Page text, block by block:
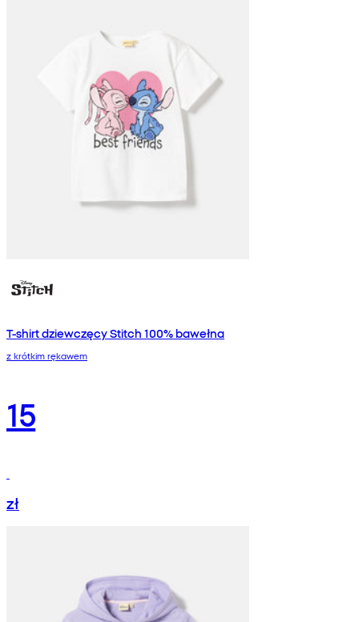
T-shirt dziewczęcy Stitch 100% bawełna
z krótkim rękawem
15
zł